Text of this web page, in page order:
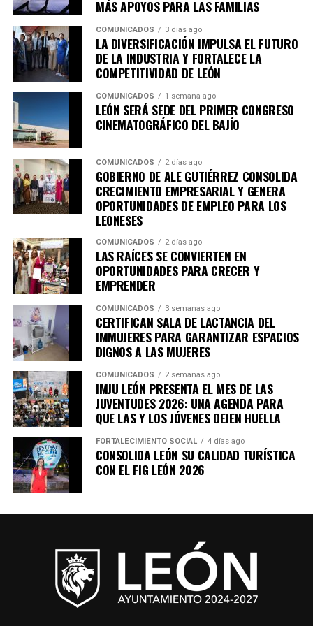
MÁS APOYOS PARA LAS FAMILIAS
COMUNICADOS 3 días ago
LA DIVERSIFICACIÓN IMPULSA EL FUTURO
DE LA INDUSTRIA Y FORTALECE LA
COMPETITIVIDAD DE LEÓN
COMUNICADOS 1 semana ago
LEÓN SERÁ SEDE DEL PRIMER CONGRESO
CINEMATOGRÁFICO DEL BAJÍO
COMUNICADOS 2 días ago
GOBIERNO DE ALE GUTIÉRREZ CONSOLIDA
CRECIMIENTO EMPRESARIAL Y GENERA
OPORTUNIDADES DE EMPLEO PARA LOS
LEONESES
COMUNICADOS 2 días ago
LAS RAÍCES SE CONVIERTEN EN
OPORTUNIDADES PARA CRECER Y
EMPRENDER
COMUNICADOS 3 semanas ago
CERTIFICAN SALA DE LACTANCIA DEL
IMMUJERES PARA GARANTIZAR ESPACIOS
DIGNOS A LAS MUJERES
COMUNICADOS 2 semanas ago
IMJU LEÓN PRESENTA EL MES DE LAS
JUVENTUDES 2026: UNA AGENDA PARA
QUE LAS Y LOS JÓVENES DEJEN HUELLA
FORTALECIMIENTO SOCIAL 4 días ago
CONSOLIDA LEÓN SU CALIDAD TURÍSTICA
CON EL FIG LEÓN 2026